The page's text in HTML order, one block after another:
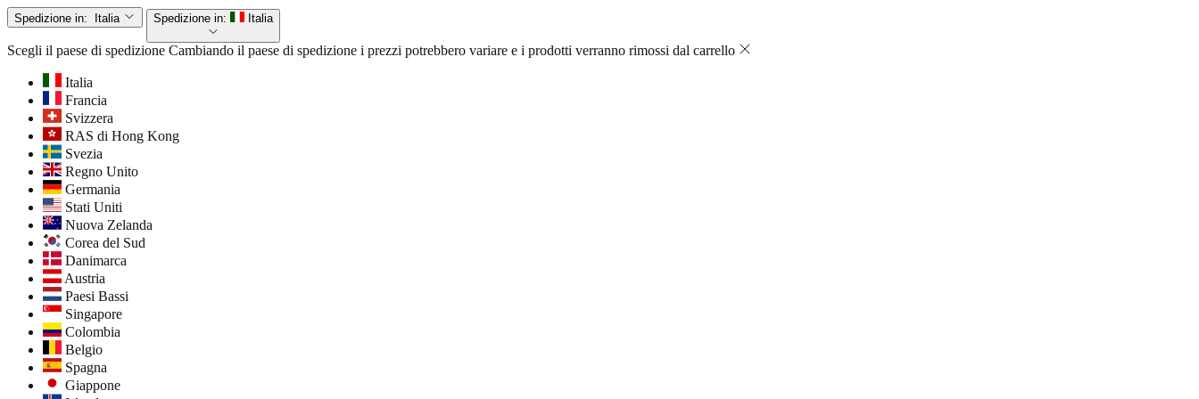
Spedizione in: Italia Spedizione in: Italia
Scegli il paese di spedizione Cambiando il paese di spedizione i prezzi potrebbero variare e i prodotti verranno rimossi dal carrello
Italia
Francia
Svizzera
RAS di Hong Kong
Svezia
Regno Unito
Germania
Stati Uniti
Nuova Zelanda
Corea del Sud
Danimarca
Austria
Paesi Bassi
Singapore
Colombia
Belgio
Spagna
Giappone